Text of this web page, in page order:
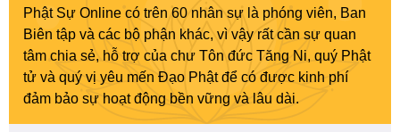
Phật Sự Online có trên 60 nhân sự là phóng viên, Ban
Biên tập và các bộ phận khác, vì vậy rất cần sự quan
tâm chia sẻ, hỗ trợ của chư Tôn đức Tăng Ni, quý Phật
tử và quý vị yêu mến Đạo Phật để có được kinh phí
đảm bảo sự hoạt động bền vững và lâu dài.